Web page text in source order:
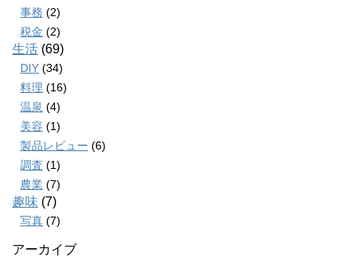
事務 (2)
税金 (2)
生活 (69)
DIY (34)
料理 (16)
温泉 (4)
美容 (1)
製品レビュー (6)
調査 (1)
農業 (7)
趣味 (7)
写真 (7)
アーカイブ